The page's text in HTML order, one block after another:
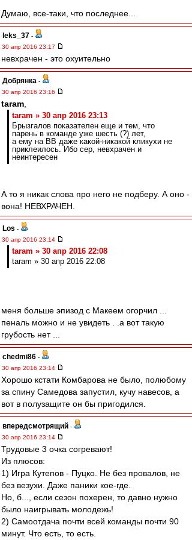
Думаю, все-таки, что последнее...
leks_37 -
30 апр 2016 23:17
невхрачен - это охуительно
Добрянка -
30 апр 2016 23:16
taram
taram » 30 апр 2016 23:13
Брызгалов показателен еще и тем, что
парень в команде уже шесть (?) лет,
а ему на ВВ даже какой-никакой кликухи не
приклеилось. Ибо сер, невхрачен и
неинтересен
А то я никак слова про него не подберу. А оно -
вона! НЕВХРАЧЕН.
Los -
30 апр 2016 23:14
taram » 30 апр 2016 22:08
taram » 30 апр 2016 22:08
меня больше эпизод с Макеем огорчил ...
пеналь можно и не увидеть . .а вот такую
грубость нет ...
chedmi86 -
30 апр 2016 23:14
Хорошо кстати Комбарова не было, полюбому
за спину Самедова запустил, кучу навесов, а
вот в полузащите он бы пригодился.
впередсмотрящий -
30 апр 2016 23:14
Трудовые 3 очка согревают!
Из плюсов:
1) Игра Кутепов - Пуцко. Не без провалов, не
без везухи. Даже паники кое-где.
Но, б..., если сезон похерен, то давно нужно
было наигрывать молодежь!
2) Самоотдача почти всей команды почти 90
минут. Что есть, то есть.